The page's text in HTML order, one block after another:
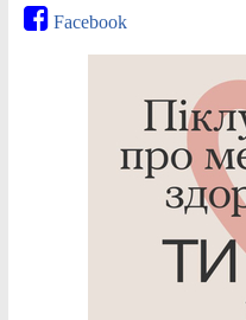
Facebook